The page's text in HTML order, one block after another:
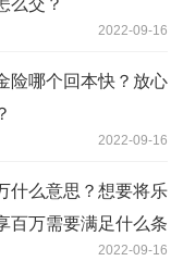
2022-09-16
险哪个回本快？放心
2022-09-16
什么意思？想要将乐
百万需要满足什么条
2022-09-16